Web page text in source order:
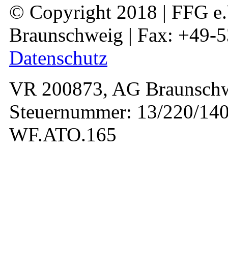
© Copyright 2018 | FFG
Braunschweig | Fax: +49-
Datenschutz
VR 200873, AG
Steuernummer: 13/220/
WF.ATO.165